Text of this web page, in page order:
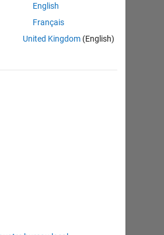
English
Français
United Kingdom(English)